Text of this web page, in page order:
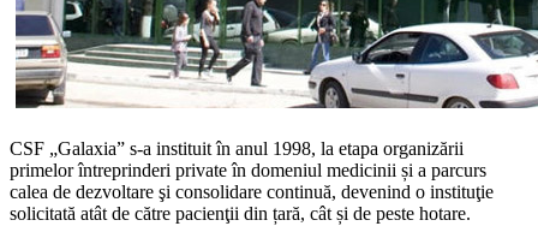
CSF „Galaxia” s-a instituit în anul 1998, la etapa organizării
primelor întreprinderi private în domeniul medicinii și a parcurs
calea de dezvoltare şi consolidare continuă, devenind o instituţie
solicitată atât de către pacienţii din țară, cât și de peste hotare.